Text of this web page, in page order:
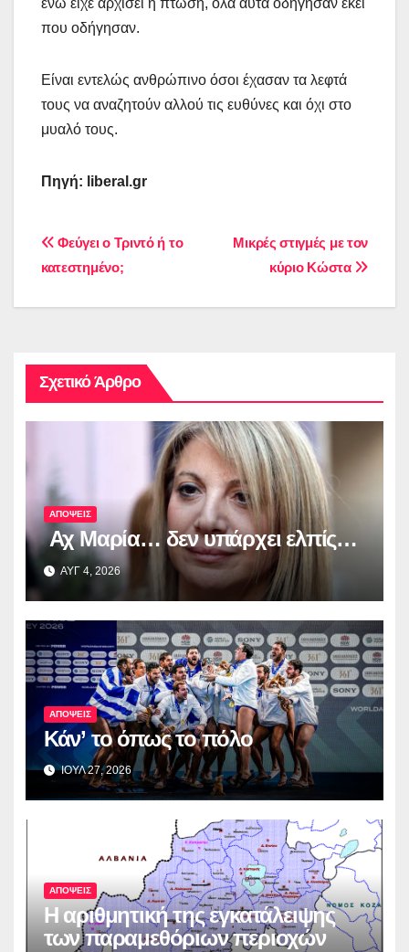
που οδήγησαν.
Είναι εντελώς ανθρώπινο όσοι έχασαν τα λεφτά
τους να αναζητούν αλλού τις ευθύνες και όχι στο
μυαλό τους.
Πηγή: liberal.gr
Πλοήγηση
άρθρων
Μικρές στιγμές με τον
κύριο Κώστα
Φεύγει ο Τριντό ή το
κατεστημένο;
Σχετικό Άρθρο
ΑΠΟΨΕΙΣ
Αχ Μαρία… δεν υπάρχει ελπίς…
ΑΥΓ 4, 2026
ΑΠΟΨΕΙΣ
Κάν’ το όπως το πόλο
ΙΟΥΛ 27, 2026
ΑΠΟΨΕΙΣ
Η αριθμητική της εγκατάλειψης
των παραμεθόριων περιοχών